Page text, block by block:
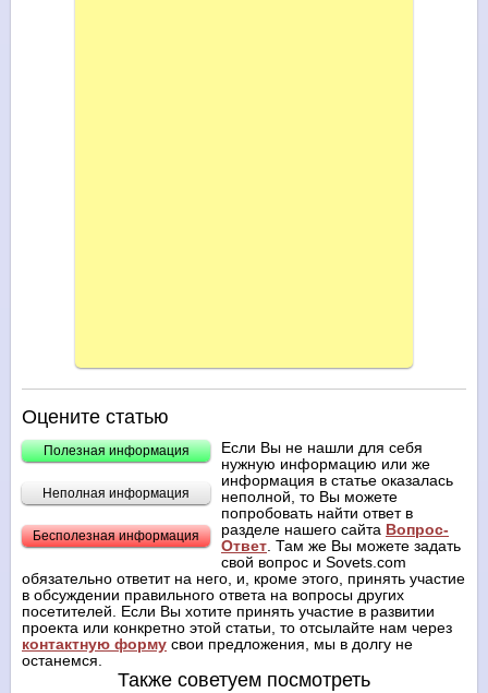
Оцените статью
Полезная информация
Неполная информация
Бесполезная информация
Если Вы не нашли для себя
нужную информацию или же
информация в статье оказалась
неполной, то Вы можете
попробовать найти ответ в
разделе нашего сайта Вопрос-
Ответ. Там же Вы можете задать
свой вопрос и Sovets.com
обязательно ответит на него, и, кроме этого, принять участие
в обсуждении правильного ответа на вопросы других
посетителей. Если Вы хотите принять участие в развитии
проекта или конкретно этой статьи, то отсылайте нам через
контактную форму свои предложения, мы в долгу не
останемся.
Также советуем посмотреть